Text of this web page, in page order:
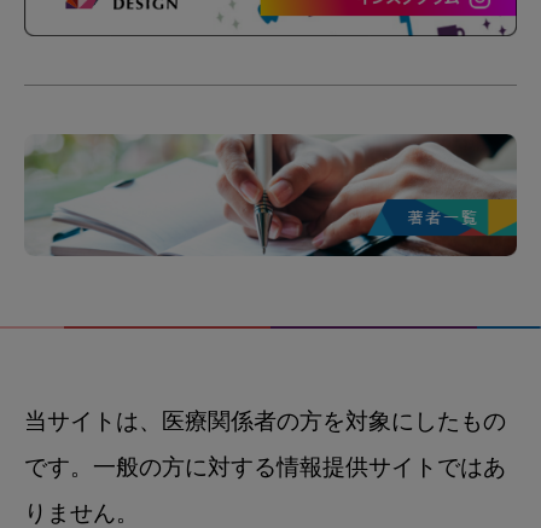
当サイトは、医療関係者の方を対象にしたもの
です。一般の方に対する情報提供サイトではあ
りません。